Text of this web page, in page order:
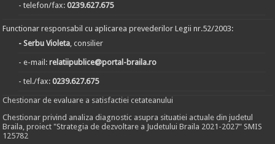
- telefon/fax:0239.627.675
Functionar responsabil cu aplicarea prevederilor Legii nr.52/2003:
- Serbu Violeta, consilier
- e-mail:relatiipublice@portal-braila.ro
- tel./fax:0239.627.675
Chestionar de evaluare a satisfactiei cetateanului
Chestionar privind analiza diagnostic asupra situatiei actuale din judetul
Braila, proiect "Strategia de dezvoltare a Judetului Braila 2021-2027" SMIS
125782